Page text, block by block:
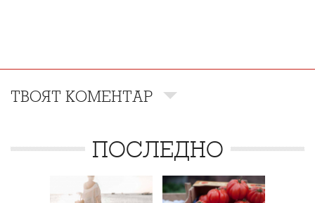
ТВОЯТ КОМЕНТАР
ПОСЛЕДНО